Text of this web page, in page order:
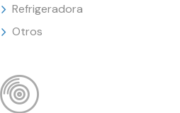
Refrigeradora
Otros